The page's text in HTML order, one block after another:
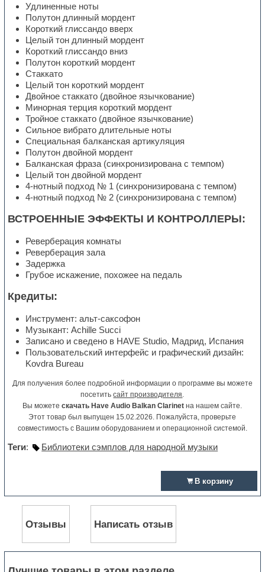
Удлиненные ноты
Полутон длинный мордент
Короткий глиссандо вверх
Целый тон длинный мордент
Короткий глиссандо вниз
Полутон короткий мордент
Стаккато
Целый тон короткий мордент
Двойное стаккато (двойное язычкование)
Минорная терция короткий мордент
Тройное стаккато (двойное язычкование)
Сильное вибрато длительные ноты
Специальная балканская артикуляция
Полутон двойной мордент
Балканская фраза (синхронизирована с темпом)
Целый тон двойной мордент
4-нотный подход № 1 (синхронизирована с темпом)
4-нотный подход № 2 (синхронизирована с темпом)
ВСТРОЕННЫЕ ЭФФЕКТЫ И КОНТРОЛЛЕРЫ:
Реверберация комнаты
Реверберация зала
Задержка
Грубое искажение, похожее на педаль
Кредиты:
Инструмент: альт-саксофон
Музыкант: Achille Succi
Записано и сведено в HAVE Studio, Мадрид, Испания
Пользовательский интерфейс и графический дизайн:
Kovdra Bureau
Для получения более подробной информации о программе вы можете
посетитьсайт производителя
Вы можетескачать Have Audio Balkan Clarinet на нашем сайте.
Этот товар был выпущен 15.02.2026. Пожалуйста, проверьте
совместимость с Вашим оборудованием и операционной системой.
Теги: Библиотеки сэмплов для народной музыки
В корзину
Отзывы Написать отзыв